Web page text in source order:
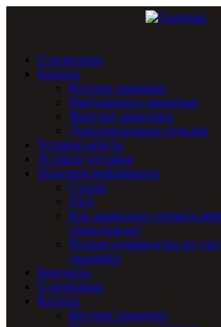
О компании
Каталог
Костюм сварщика
Нарукавники защитные
Фартуки защитные
Дополнительные изделия
Условия работы
Условия доставки
Полезная информация
Статьи
FAQ
Как правильно снимать
спецодежды?
Полное руководство по
сварщика
Контакты
О компании
Каталог
Костюм сварщика